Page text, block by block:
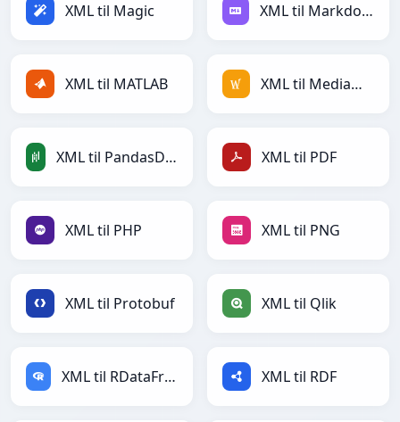
XML til Magic XML til Markdown
XML til MATLAB XML til MediaWiki
XML til PandasDataFrame XML til PDF
XML til PHP XML til PNG
XML til Protobuf XML til Qlik
XML til RDataFrame XML til RDF